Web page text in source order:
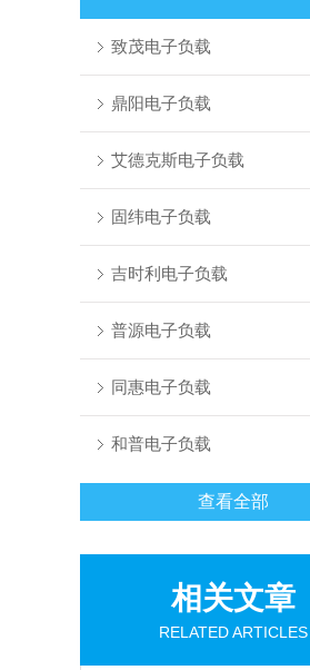
致茂电子负载
鼎阳电子负载
艾德克斯电子负载
固纬电子负载
吉时利电子负载
普源电子负载
同惠电子负载
和普电子负载
查看全部
相关文章
RELATED ARTICLES